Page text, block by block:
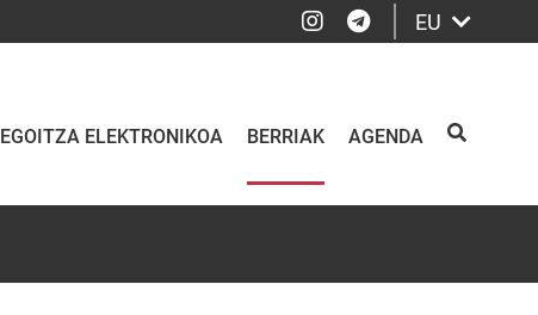
Instagram
Telegram
EU
EGOITZA ELEKTRONIKOA BERRIAK AGENDA BILATU